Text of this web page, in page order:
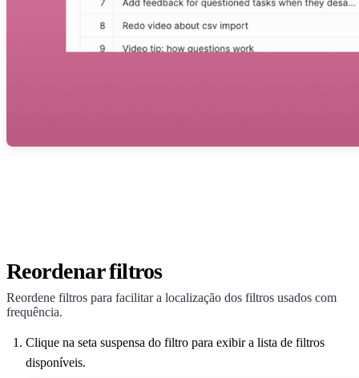
Reordenar filtros
Reordene filtros para facilitar a localização dos filtros usados com
frequência.
Clique na seta suspensa do filtro para exibir a lista de filtros
disponíveis.